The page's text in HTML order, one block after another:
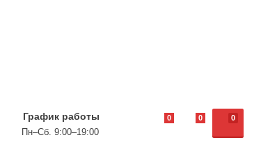
График работы
Пн–Сб. 9:00–19:00
0
0 0